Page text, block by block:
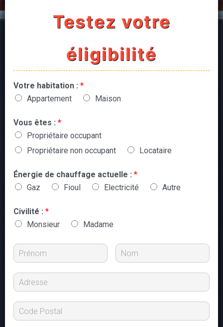
Testez votre
éligibilité
Votre habitation : *
Appartement
Maison
Vous êtes : *
Propriétaire occupant
Propriétaire non occupant
Locataire
Énergie de chauffage actuelle : *
Gaz
Fioul Electricité Autre
Civilité : *
Monsieur
Madame